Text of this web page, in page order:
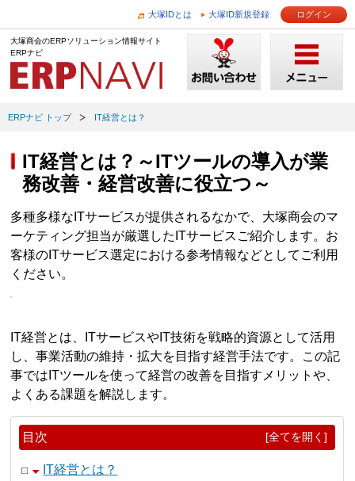
大塚IDとは 大塚ID新規登録 ログイン
大塚商会のERPソリューション情報サイト
ERPナビ
ERPナビ トップ IT経営とは？
IT経営とは？～ITツールの導入が業
務改善・経営改善に役立つ～
多種多様なITサービスが提供されるなかで、大塚商会のマ
ーケティング担当が厳選したITサービスご紹介します。お
客様のITサービス選定における参考情報などとしてご利用
ください。
IT経営とは、ITサービスやIT技術を戦略的資源として活用
し、事業活動の維持・拡大を目指す経営手法です。この記
事ではITツールを使って経営の改善を目指すメリットや、
よくある課題を解説します。
目次 [全てを開く]
IT経営とは？